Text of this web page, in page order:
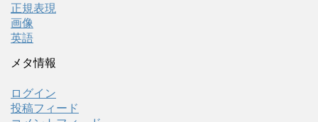
正規表現
画像
英語
メタ情報
ログイン
投稿フィード